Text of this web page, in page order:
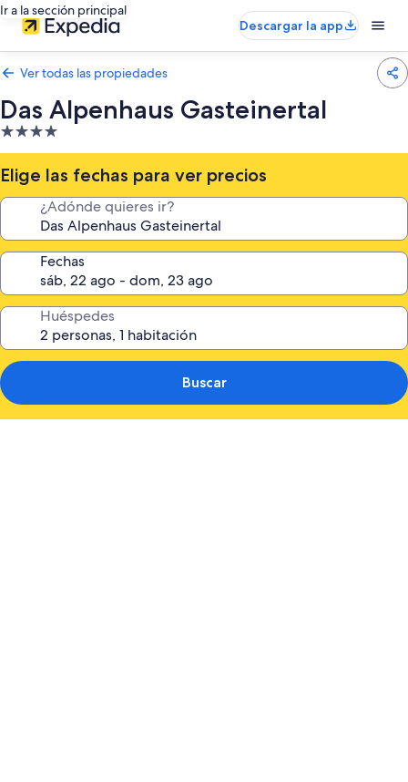
Ir a la sección principal
Descargar la app
Ver todas las propiedades
Das Alpenhaus Gasteinertal
Propiedad
de
4.0
estrellas
Elige las fechas para ver precios
¿Adónde quieres ir?
Fechas
Huéspedes
Buscar